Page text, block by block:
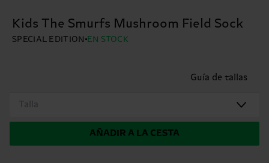
Kids The Smurfs Mushroom Field Sock
SPECIAL EDITION EN STOCK
Guía de tallas
Talla
AÑADIR A LA CESTA